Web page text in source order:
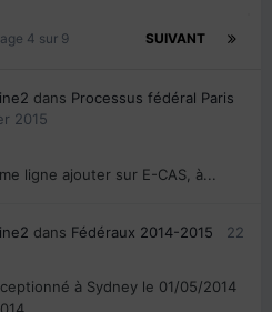
SUIVANT
4 sur 9
dans Processus fédéral Paris
2015
ligne ajouter sur E-CAS, à...
dans Fédéraux 2014-2015
22
à Sydney le 01/05/2014